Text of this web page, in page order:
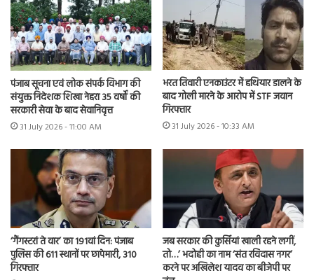
पंजाब सूचना एवं लोक संपर्क विभाग की
संयुक्त निदेशक शिखा नेहरा 35 वर्षों की
सरकारी सेवा के बाद सेवानिवृत्त
31 July 2026 - 11:00 AM
भरत तिवारी एनकाउंटर में हथियार डालने के
बाद गोली मारने के आरोप में STF जवान
गिरफ्तार
31 July 2026 - 10:33 AM
‘गैंगस्टरां ते वार’ का 191वां दिन: पंजाब
पुलिस की 611 स्थानों पर छापेमारी, 310
गिरफ्तार
जब सरकार की कुर्सियां खाली रहने लगीं,
तो…’ भदोही का नाम ‘संत रविदास नगर’
करने पर अखिलेश यादव का बीजेपी पर